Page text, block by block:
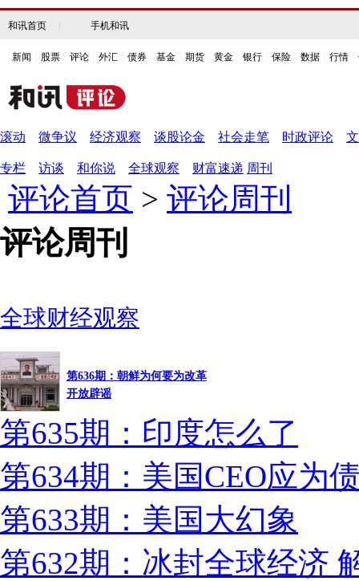
和讯首页 手机和讯
新闻 股票 评论 外汇 债券 基金 期货 黄金 银行 保险 数据 行情
滚动 微争议 经济观察 谈股论金 社会走笔 时政评论
专栏 访谈 和你说 全球观察 财富速递 周刊
评论首页 > 评论周刊
评论周刊
全球财经观察
第636期：朝鲜为何要为改革
开放辟谣
第635期：印度怎么了
第634期：美国CEO应为
第633期：美国大幻象
第632期：冰封全球经济